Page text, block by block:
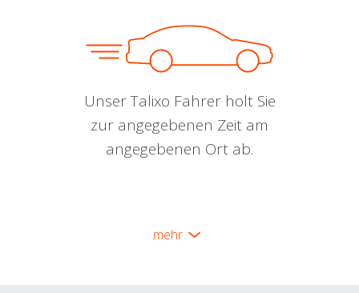
Unser Talixo Fahrer holt Sie
zur angegebenen Zeit am
angegebenen Ort ab.
mehr